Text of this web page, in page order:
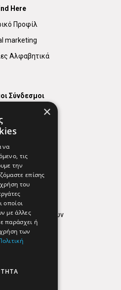
Here
Προφίλ
marketing
Αλφαβητικά
Σύνδεσμοι
Τηλέφωνα
Φαρμακεία
Χρήσης
δεδομένων
Media
×
να
τις
την
επίσης
του
οποίοι
με άλλες
παράσχει ή
των